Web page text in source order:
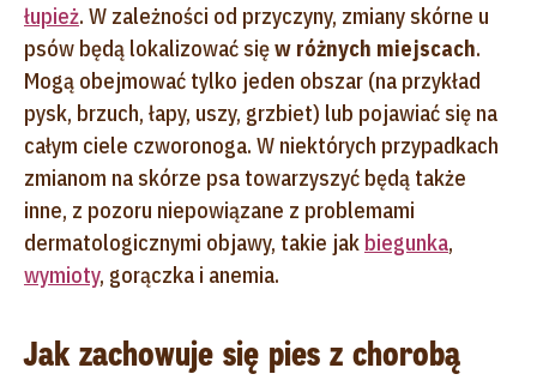
łupież. W zależności od przyczyny, zmiany skórne u
psów będą lokalizować sięw różnych miejscach.
Mogą obejmować tylko jeden obszar (na przykład
pysk, brzuch, łapy, uszy, grzbiet) lub pojawiać się na
całym ciele czworonoga. W niektórych przypadkach
zmianom na skórze psa towarzyszyć będą także
inne, z pozoru niepowiązane z problemami
dermatologicznymi objawy, takie jak biegunka,
wymioty, gorączka i anemia.
Jak zachowuje się pies z chorobą